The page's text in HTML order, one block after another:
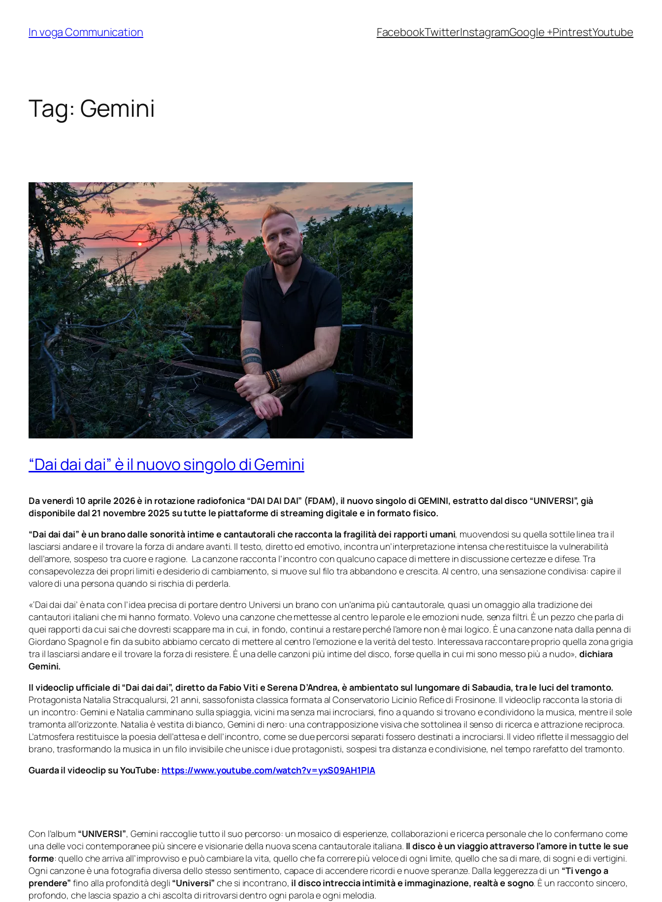
content
In voga Communication FacebookTwitterInstagramGoogle +PintrestYoutube
Tag: Gemini
“Dai dai dai” è il nuovo singolo di Gemini
Da venerdì 10 aprile 2026 è in rotazione radiofonica “DAI DAI DAI” (FDAM), il nuovo singolo di GEMINI, estratto dal disco “UNIVERSI”, già
disponibile dal 21 novembre 2025 su tutte le piattaforme di streaming digitale e in formato fisico.
“Dai dai dai” è un brano dalle sonorità intime e cantautorali che racconta la fragilità dei rapporti umani, muovendosi su quella sottile linea tra il
lasciarsi andare e il trovare la forza di andare avanti. Il testo, diretto ed emotivo, incontra un’interpretazione intensa che restituisce la vulnerabilità
dell’amore, sospeso tra cuore e ragione. La canzone racconta l’incontro con qualcuno capace di mettere in discussione certezze e difese. Tra
consapevolezza dei propri limiti e desiderio di cambiamento, si muove sul filo tra abbandono e crescita. Al centro, una sensazione condivisa: capire il
valore di una persona quando si rischia di perderla.
«‘Dai dai dai’ è nata con l’idea precisa di portare dentro Universi un brano con un’anima più cantautorale, quasi un omaggio alla tradizione dei
cantautori italiani che mi hanno formato. Volevo una canzone che mettesse al centro le parole e le emozioni nude, senza filtri. È un pezzo che parla di
quei rapporti da cui sai che dovresti scappare ma in cui, in fondo, continui a restare perché l’amore non è mai logico. È una canzone nata dalla penna di
Giordano Spagnol e fin da subito abbiamo cercato di mettere al centro l’emozione e la verità del testo. Interessava raccontare proprio quella zona grigia
tra il lasciarsi andare e il trovare la forza di resistere. È una delle canzoni più intime del disco, forse quella in cui mi sono messo più a nudo»,dichiara
Gemini.
Il videoclip ufficiale di “Dai dai dai”, diretto da Fabio Viti e Serena D’Andrea, è ambientato sul lungomare di Sabaudia, tra le luci del tramonto.
Protagonista Natalia Stracqualursi, 21 anni, sassofonista classica formata al Conservatorio Licinio Refice di Frosinone. Il videoclip racconta la storia di
un incontro: Gemini e Natalia camminano sulla spiaggia, vicini ma senza mai incrociarsi, fino a quando si trovano e condividono la musica, mentre il sole
tramonta all’orizzonte. Natalia è vestita di bianco, Gemini di nero: una contrapposizione visiva che sottolinea il senso di ricerca e attrazione reciproca.
L’atmosfera restituisce la poesia dell’attesa e dell’incontro, come se due percorsi separati fossero destinati a incrociarsi. Il video riflette il messaggio del
brano, trasformando la musica in un filo invisibile che unisce i due protagonisti, sospesi tra distanza e condivisione, nel tempo rarefatto del tramonto.
Guarda il videoclip su YouTube: https://www.youtube.com/watch?v=yxS09AH1PlA
Con l’album “UNIVERSI”, Gemini raccoglie tutto il suo percorso: un mosaico di esperienze, collaborazioni e ricerca personale che lo confermano come
una delle voci contemporanee più sincere e visionarie della nuova scena cantautorale italiana. Il disco è un viaggio attraverso l’amore in tutte le sue
forme: quello che arriva all’improvviso e può cambiare la vita, quello che fa correre più veloce di ogni limite, quello che sa di mare, di sogni e di vertigini.
Ogni canzone è una fotografia diversa dello stesso sentimento, capace di accendere ricordi e nuove speranze. Dalla leggerezza di un “Ti vengo a
prendere” fino alla profondità degli “Universi” che si incontrano, il disco intreccia intimità e immaginazione, realtà e sogno. È un racconto sincero,
profondo, che lascia spazio a chi ascolta di ritrovarsi dentro ogni parola e ogni melodia.